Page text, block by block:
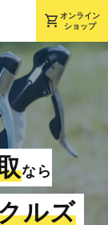
shopping_cart オンライン
ショップ
なら
ルズ